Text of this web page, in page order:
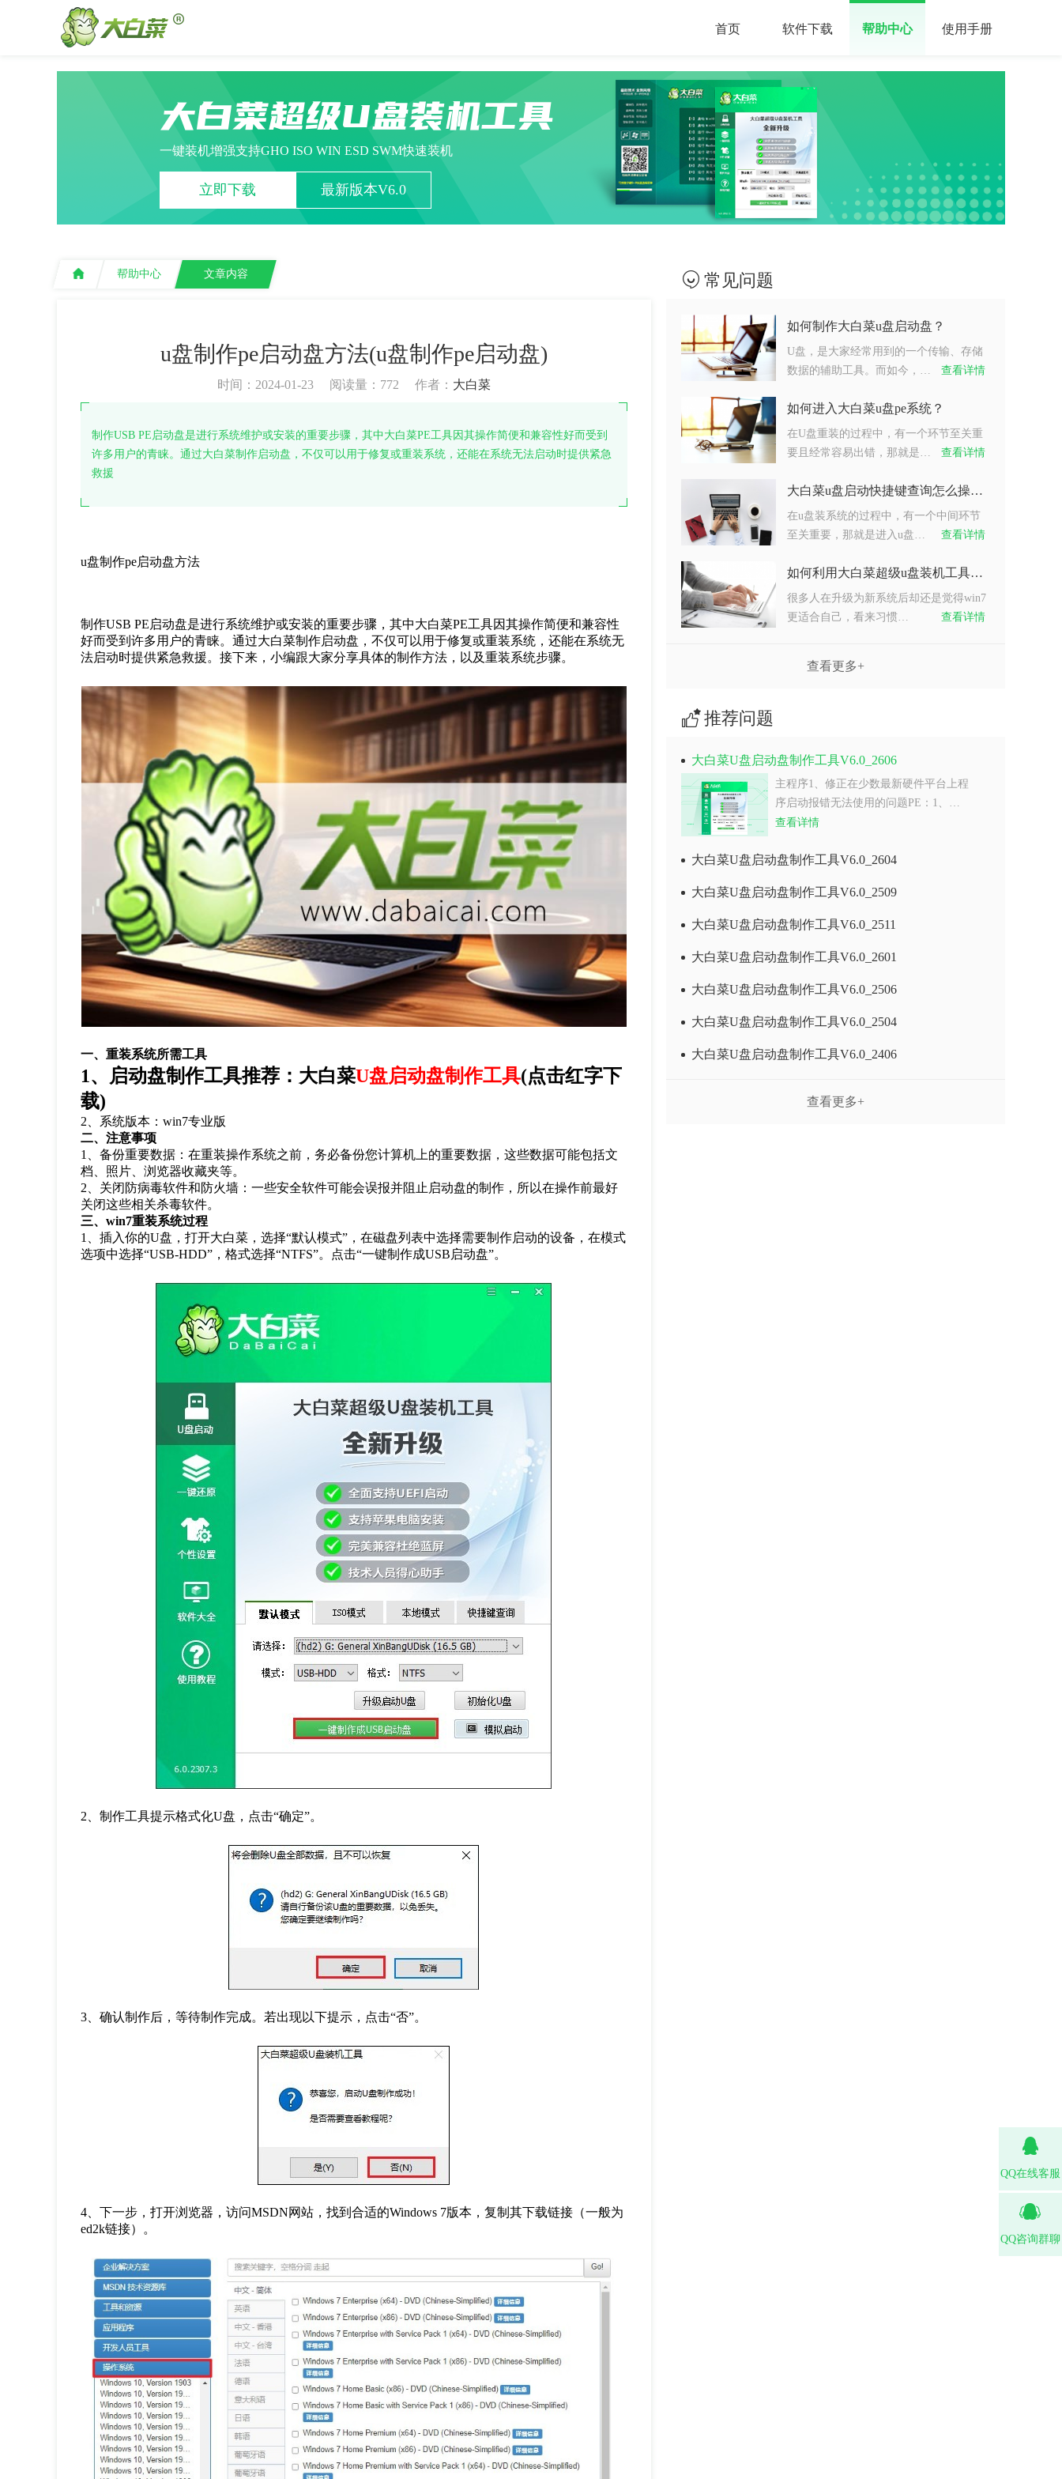
首页 软件下载 帮助中心 使用手册
大白菜超级U盘装机工具
一键装机增强支持GHO ISO WIN ESD SWM快速装机
立即下载 最新版本V6.0
帮助中心 文章内容
u盘制作pe启动盘方法(u盘制作pe启动盘)
时间：2024-01-23 阅读量： 772 作者： 大白菜
制作USB PE启动盘是进行系统维护或安装的重要步骤，其中大白菜PE工具因其操作简便和兼容性好而受到
许多用户的青睐。通过大白菜制作启动盘，不仅可以用于修复或重装系统，还能在系统无法启动时提供紧急
救援
u盘制作pe启动盘方法
制作USB PE启动盘是进行系统维护或安装的重要步骤，其中大白菜PE工具因其操作简便和兼容性
好而受到许多用户的青睐。通过大白菜制作启动盘，不仅可以用于修复或重装系统，还能在系统无
法启动时提供紧急救援。接下来，小编跟大家分享具体的制作方法，以及重装系统步骤。
一、重装系统所需工具
1、启动盘制作工具推荐：大白菜U盘启动盘制作工具(点击红字下
载)
2 、系统版本：win7专业版
二、注意事项
1
、备份重要数据：在重装操作系统之前，务必备份您计算机上的重要数据，这些数据可能包括文
档、照片、浏览器收藏夹等。
2 、关闭防病毒软件和防火墙：一些安全软件可能会误报并阻止启动盘的制作，所以在操作前最好
关闭这些相关杀毒软件。
三、win7重装系统过程
1
、插入你的U盘，打开大白菜，选择“默认模式” ，在磁盘列表中选择需要制作启动的设备，在模式
选项中选择“USB-HDD” ，格式选择“NTFS”。点击“一键制作成USB 启动盘”。
2 、制作工具提示格式化U盘，点击“确定”。
3 、确认制作后，等待制作完成。若出现以下提示，点击“否”。
4 、下一步，打开浏览器，访问MSDN网站，找到合适的Windows 7版本，复制其下载链接（一般为
ed2k链接）。
常见问题
如何制作大白菜u盘启动盘？
U盘，是大家经常用到的一个传输、存储
数据的辅助工具。而如今，…
查看详情
如何进入大白菜u盘pe系统？
在U盘重装的过程中，有一个环节至关重
要且经常容易出错，那就是…
查看详情
大白菜u盘启动快捷键查询怎么操作？
在u盘装系统的过程中，有一个中间环节
至关重要，那就是进入u盘…
查看详情
如何利用大白菜超级u盘装机工具重装系统win7？
很多人在升级为新系统后却还是觉得win7
更适合自己，看来习惯…
查看详情
查看更多+
推荐问题
大白菜U盘启动盘制作工具V6.0_2606
主程序1、修正在少数最新硬件平台上程
序启动报错无法使用的问题PE：1、…
查看详情
大白菜U盘启动盘制作工具V6.0_2604
大白菜U盘启动盘制作工具V6.0_2509
大白菜U盘启动盘制作工具V6.0_2511
大白菜U盘启动盘制作工具V6.0_2601
大白菜U盘启动盘制作工具V6.0_2506
大白菜U盘启动盘制作工具V6.0_2504
大白菜U盘启动盘制作工具V6.0_2406
查看更多+
QQ在线客服
QQ咨询群聊